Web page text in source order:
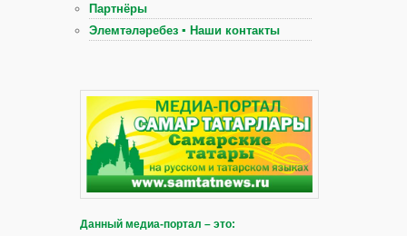
Партнёры
Элемтәләребез ▪ Наши контакты
Данный медиа-портал – это: